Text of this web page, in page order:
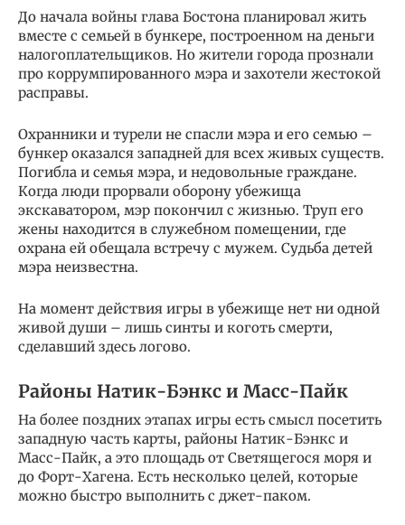
До начала войны глава Бостона планировал жить
вместе с семьей в бункере, построенном на деньги
налогоплательщиков. Но жители города прознали
про коррумпированного мэра и захотели жестокой
расправы.
Охранники и турели не спасли мэра и его семью –
бункер оказался западней для всех живых существ.
Погибла и семья мэра, и недовольные граждане.
Когда люди прорвали оборону убежища
экскаватором, мэр покончил с жизнью. Труп его
жены находится в служебном помещении, где
охрана ей обещала встречу с мужем. Судьба детей
мэра неизвестна.
На момент действия игры в убежище нет ни одной
живой души – лишь синты и коготь смерти,
сделавший здесь логово.
Районы Натик-Бэнкс и Масс-Пайк
На более поздних этапах игры есть смысл посетить
западную часть карты, районы Натик-Бэнкс и
Масс-Пайк, а это площадь от Светящегося моря и
до Форт-Хагена. Есть несколько целей, которые
можно быстро выполнить с джет-паком.